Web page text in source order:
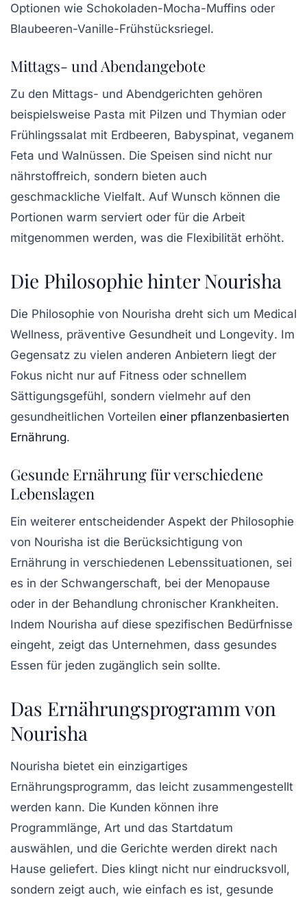
Optionen wie Schokoladen-Mocha-Muffins oder
Blaubeeren-Vanille-Frühstücksriegel.
Mittags- und Abendangebote
Zu den Mittags- und Abendgerichten gehören
beispielsweise Pasta mit Pilzen und Thymian oder
Frühlingssalat mit Erdbeeren, Babyspinat, veganem
Feta und Walnüssen. Die Speisen sind nicht nur
nährstoffreich, sondern bieten auch
geschmackliche Vielfalt. Auf Wunsch können die
Portionen warm serviert oder für die Arbeit
mitgenommen werden, was die Flexibilität erhöht.
Die Philosophie hinter Nourisha
Die Philosophie von Nourisha dreht sich um Medical
Wellness, präventive Gesundheit und Longevity. Im
Gegensatz zu vielen anderen Anbietern liegt der
Fokus nicht nur auf Fitness oder schnellem
Sättigungsgefühl, sondern vielmehr auf den
gesundheitlichen Vorteilen einer pflanzenbasierten
Ernährung.
Gesunde Ernährung für verschiedene
Lebenslagen
Ein weiterer entscheidender Aspekt der Philosophie
von Nourisha ist die Berücksichtigung von
Ernährung in verschiedenen Lebenssituationen, sei
es in der Schwangerschaft, bei der Menopause
oder in der Behandlung chronischer Krankheiten.
Indem Nourisha auf diese spezifischen Bedürfnisse
eingeht, zeigt das Unternehmen, dass gesundes
Essen für jeden zugänglich sein sollte.
Das Ernährungsprogramm von
Nourisha
Nourisha bietet ein einzigartiges
Ernährungsprogramm, das leicht zusammengestellt
werden kann. Die Kunden können ihre
Programmlänge, Art und das Startdatum
auswählen, und die Gerichte werden direkt nach
Hause geliefert. Dies klingt nicht nur eindrucksvoll,
sondern zeigt auch, wie einfach es ist, gesunde